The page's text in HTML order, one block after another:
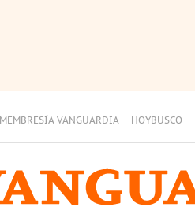
MEMBRESÍA VANGUARDIA HOYBUSCO